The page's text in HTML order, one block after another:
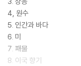
4, 원수
5. 인간과 바다
6. 미
7. 패물
8. 이국 향기